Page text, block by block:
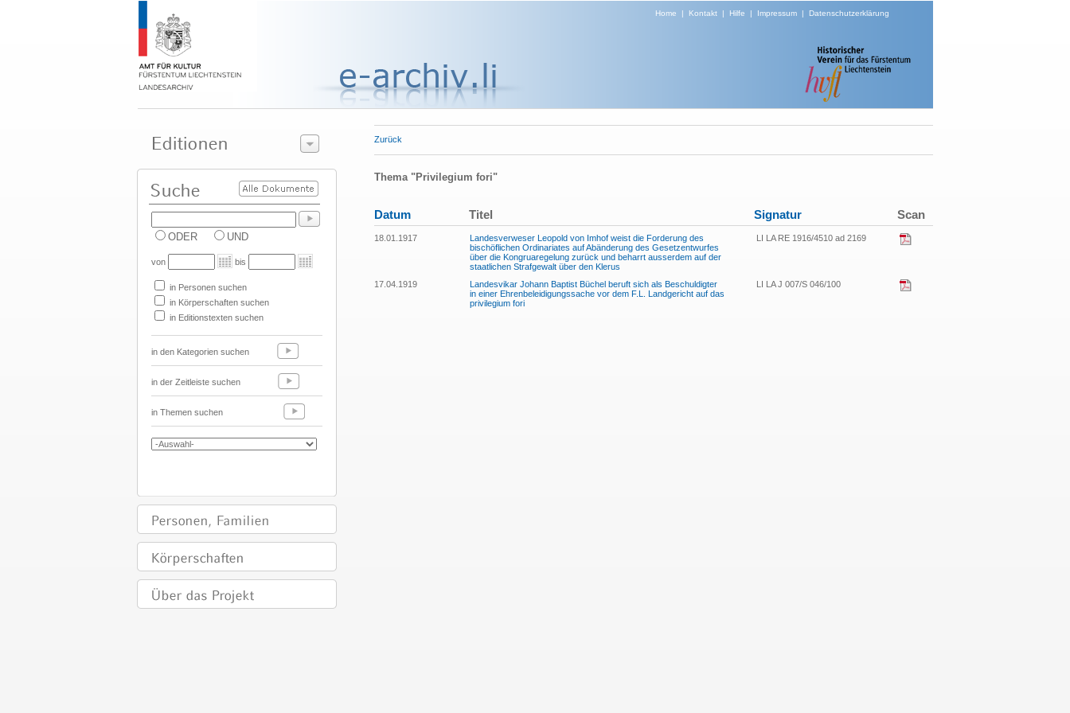
Home | Kontakt| Hilfe | Impressum| Datenschutzerklärung
ODER UND
von bis
in Personen suchen
in Körperschaften suchen
in Editionstexten suchen
in den Kategorien suchen
in der Zeitleiste suchen
in Themen suchen
Zurück
Thema "Privilegium fori"
Datum Titel Signatur Scan
18.01.1917
Landesverweser Leopold von Imhof weist die Forderung des
bischöflichen Ordinariates auf Abänderung des Gesetzentwurfes
über die Kongruaregelung zurück und beharrt ausserdem auf der
staatlichen Strafgewalt über den Klerus
LI LA RE 1916/4510 ad 2169
17.04.1919
Landesvikar Johann Baptist Büchel beruft sich als Beschuldigter
in einer Ehrenbeleidigungssache vor dem F.L. Landgericht auf das
privilegium fori
LI LA J 007/S 046/100